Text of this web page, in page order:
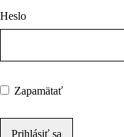
Heslo
Zapamätať